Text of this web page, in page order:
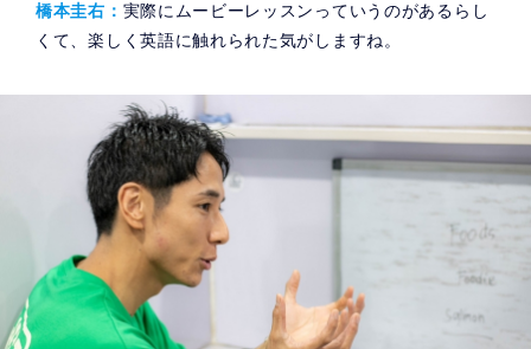
橋本圭右： 実際にムービーレッスンっていうのがあるらし
くて、楽しく英語に触れられた気がしますね。